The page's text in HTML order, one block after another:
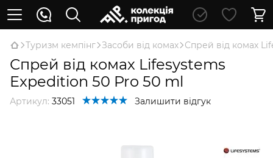
Туризм кемпінг Засоби від комах Спрей від комах
Спрей від комах Lifesystems
Expedition 50 Pro 50 ml
Артикул: 33051 Залишити відгук